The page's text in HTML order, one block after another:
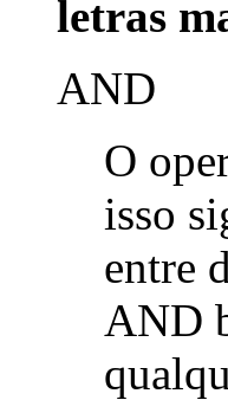
letras
AND
O
isso
entre
AND